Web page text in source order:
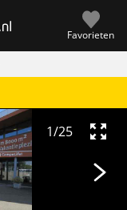
Favorieten
1/25